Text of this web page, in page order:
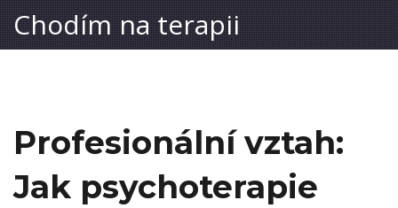
Chodím na terapii
Profesionální vztah:
Jak psychoterapie